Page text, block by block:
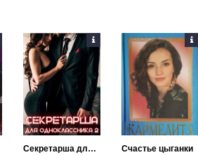
Секретарша для одноклассника 2 Счастье цыганки